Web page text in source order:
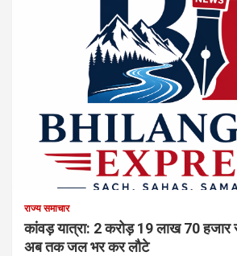
राज्य समाचार
कांवड़ यात्रा: 2 करोड़ 19 लाख 70
अब तक जल भर कर लौटे